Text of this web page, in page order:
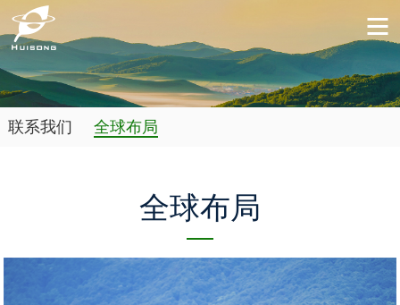
联系我们 全球布局
全球布局